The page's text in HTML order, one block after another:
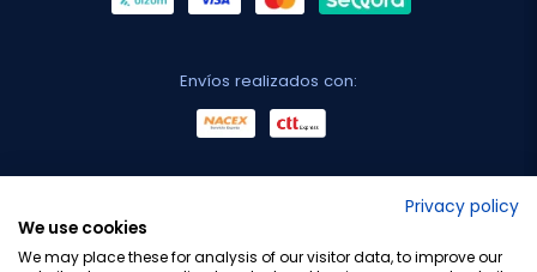
Envíos realizados con:
Privacy policy
We use cookies
We may place these for analysis of our visitor data, to improve our